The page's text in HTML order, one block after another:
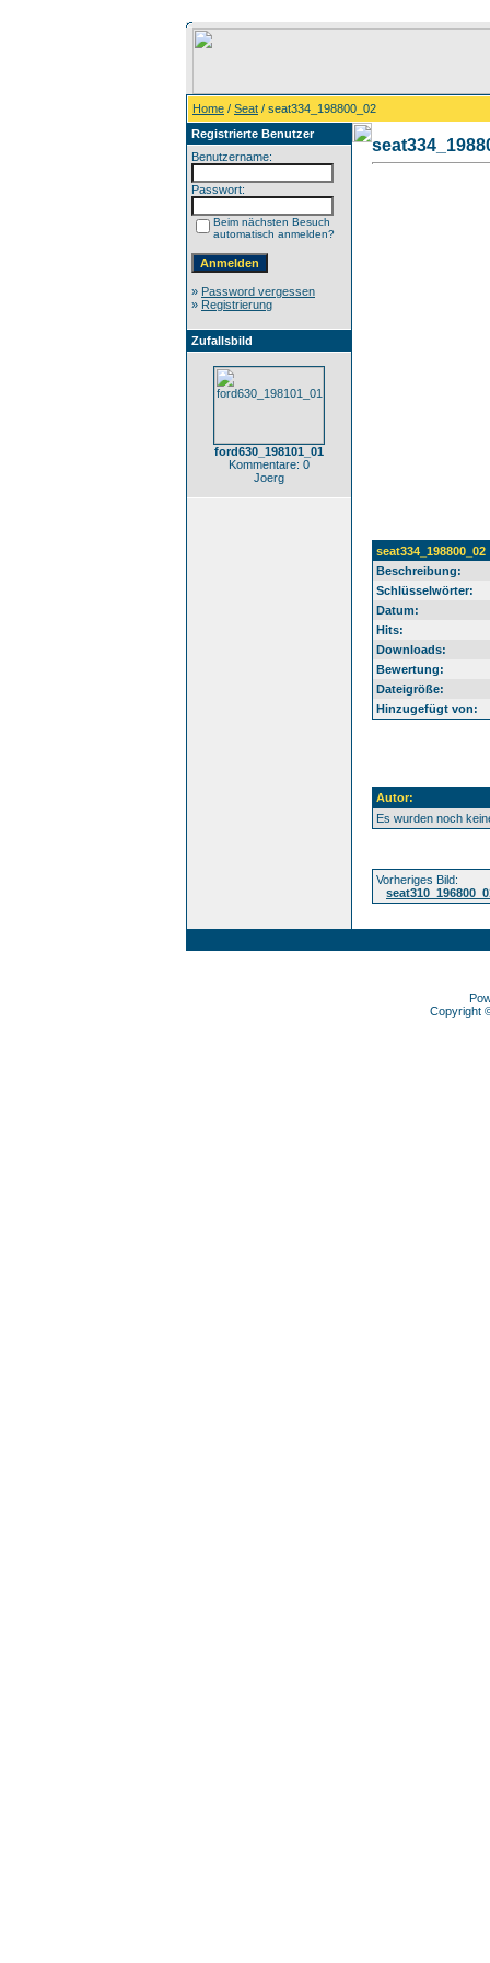
Home / Seat / seat334_198800_02
Registrierte Benutzer
Benutzername:
Passwort:
Beim nächsten Besuch
automatisch anmelden?
» Password vergessen
» Registrierung
Zufallsbild
ford630_198101_01
Kommentare: 0
Joerg
seat334_198800_02
Beschreibung:
Schlüsselwörter:
Datum:
Hits:
Downloads:
Bewertung:
Dateigröße:
Hinzugefügt von:
Autor:
Es wurden noch
Vorheriges Bild:
Copyright